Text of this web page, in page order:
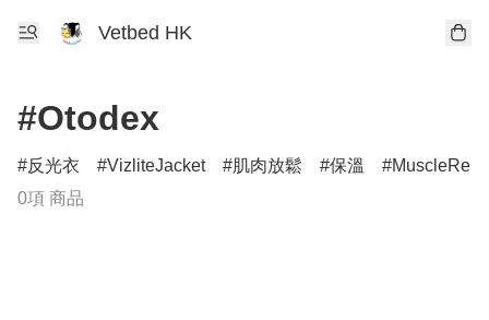
Vetbed HK
#Otodex
反光衣 VizliteJacket 肌肉放鬆 保溫
0項 商品